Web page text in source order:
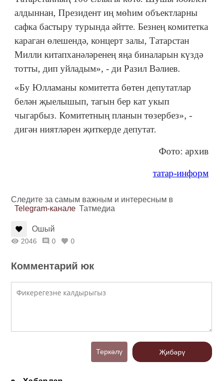
алдыннан, Президент иң мөһим объектларны
сафка бастыру турында әйтте. Безнең комитетка
караган өлешендә, концерт залы, Татарстан
Милли китапханәләренең яңа биналарын күздә
тотты, дип уйладым», - ди Разил Вәлиев.
«Бу Юлламаны комитетта бөтен депутатлар
белән җыелышып, тагын бер кат укып
чыгарбыз. Комитетның планын төзербез», -
дигән ниятләрен җиткерде депутат.
Фото: архив
татар-информ
Следите за самым важным и интересным в
Telegram-канале Татмедиа
Ошый
2046 0 0
Комментарий юк
Теркәлү Җибәрү